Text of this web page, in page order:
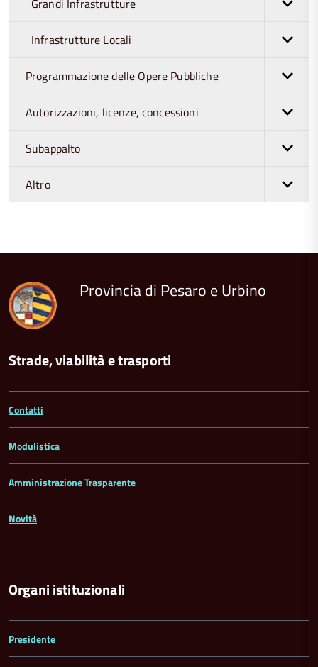
Grandi Infrastrutture
Infrastrutture Locali
Programmazione delle Opere Pubbliche
Autorizzazioni, licenze, concessioni
Subappalto
Altro
del
Provincia di Pesaro e Urbino
Strade, viabilità e trasporti
Contatti
Modulistica
Amministrazione Trasparente
Novità
Organi istituzionali
Presidente